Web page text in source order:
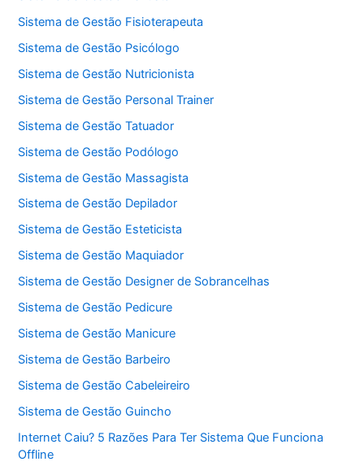
Sistema de Gestão Fisioterapeuta
Sistema de Gestão Psicólogo
Sistema de Gestão Nutricionista
Sistema de Gestão Personal Trainer
Sistema de Gestão Tatuador
Sistema de Gestão Podólogo
Sistema de Gestão Massagista
Sistema de Gestão Depilador
Sistema de Gestão Esteticista
Sistema de Gestão Maquiador
Sistema de Gestão Designer de Sobrancelhas
Sistema de Gestão Pedicure
Sistema de Gestão Manicure
Sistema de Gestão Barbeiro
Sistema de Gestão Cabeleireiro
Sistema de Gestão Guincho
Internet Caiu? 5 Razões Para Ter Sistema Que Funciona
Offline